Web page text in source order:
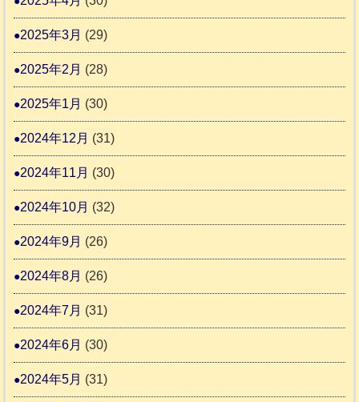
2025年3月 (29)
2025年2月 (28)
2025年1月 (30)
2024年12月 (31)
2024年11月 (30)
2024年10月 (32)
2024年9月 (26)
2024年8月 (26)
2024年7月 (31)
2024年6月 (30)
2024年5月 (31)